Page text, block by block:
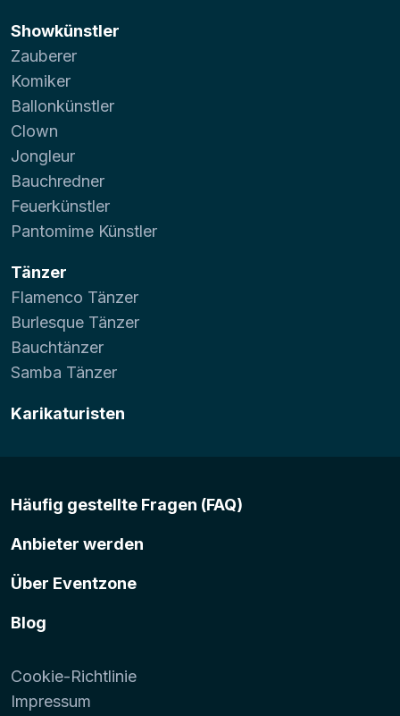
Showkünstler
Zauberer
Komiker
Ballonkünstler
Clown
Jongleur
Bauchredner
Feuerkünstler
Pantomime Künstler
Tänzer
Flamenco Tänzer
Burlesque Tänzer
Bauchtänzer
Samba Tänzer
Karikaturisten
Häufig gestellte Fragen (FAQ)
Anbieter werden
Über Eventzone
Blog
Cookie-Richtlinie
Impressum